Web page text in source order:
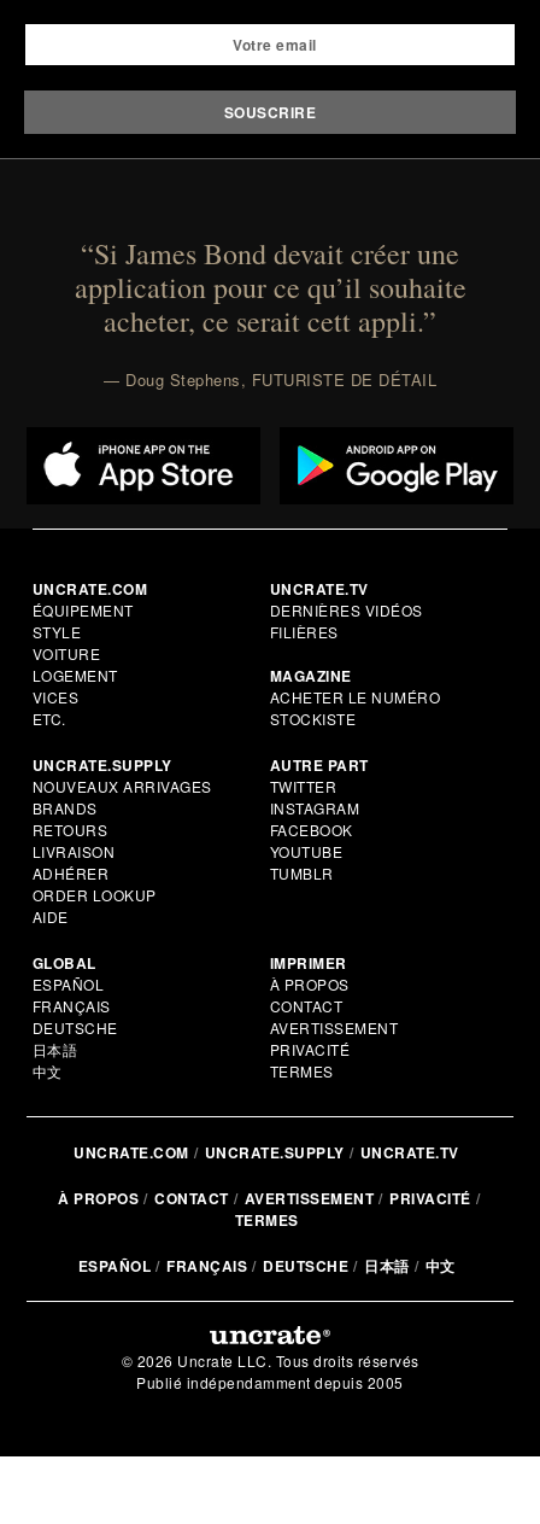
“Si James Bond devait créer une
application pour ce qu’il souhaite
acheter, ce serait cett appli.”
— Doug Stephens, FUTURISTE DE DÉTAIL
UNCRATE.COM
ÉQUIPEMENT
STYLE
VOITURE
LOGEMENT
VICES
ETC.
UNCRATE.TV
DERNIÈRES VIDÉOS
FILIÈRES
MAGAZINE
ACHETER LE NUMÉRO
STOCKISTE
UNCRATE.SUPPLY
NOUVEAUX ARRIVAGES
BRANDS
RETOURS
LIVRAISON
ADHÉRER
ORDER LOOKUP
AIDE
AUTRE PART
TWITTER
INSTAGRAM
FACEBOOK
YOUTUBE
TUMBLR
GLOBAL
ESPAÑOL
FRANÇAIS
DEUTSCHE
日本語
中文
IMPRIMER
À PROPOS
CONTACT
AVERTISSEMENT
PRIVACITÉ
TERMES
UNCRATE.COM UNCRATE.SUPPLY UNCRATE.TV
À PROPOS CONTACT AVERTISSEMENT
PRIVACITÉ
TERMES
ESPAÑOL FRANÇAIS DEUTSCHE 日本語 中文
© 2026 Uncrate LLC. Tous droits réservés
Publié indépendamment depuis 2005